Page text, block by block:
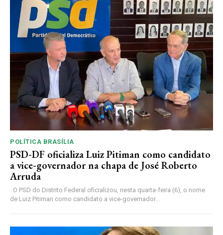
POLÍTICA BRASÍLIA
PSD-DF oficializa Luiz Pitiman como candidato
a vice-governador na chapa de José Roberto
Arruda
de Luiz Pitiman como candidato a vice-governador...